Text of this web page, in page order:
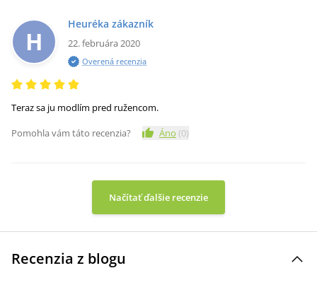
H
Heuréka zákazník
22. februára 2020
Overená recenzia
Teraz sa ju modlím pred ružencom.
Pomohla vám táto recenzia?
Áno (0)
Načítať ďalšie recenzie
Recenzia z blogu